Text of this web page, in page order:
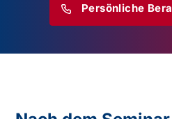
Persönliche